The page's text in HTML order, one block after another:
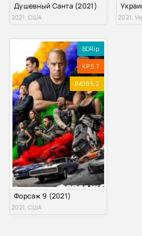
Душевный Санта (2021)
2021, США 2021,
BDRip
KP 5.7
IMDB 5.2
Форсаж 9 (2021)
2021, США